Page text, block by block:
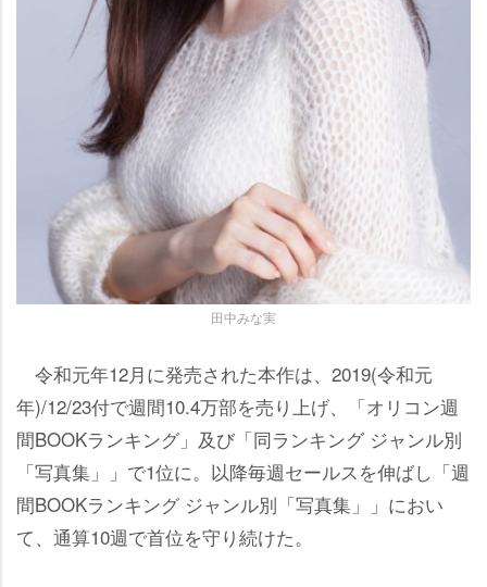
田中みな実
令和元年12月に発売された本作は、2019(令和元
年)/12/23付で週間10.4万部を売り上げ、「オリコン週
間BOOKランキング」及び「同ランキング ジャンル別
「写真集」」で1位に。以降毎週セールスを伸ばし「週
間BOOKランキング ジャンル別「写真集」」におい
て、通算10週で首位を守り続けた。